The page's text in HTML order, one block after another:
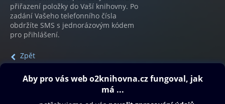
přiřazení položky do Vaší knihovny. Po
zadání Vašeho telefonního čísla
obdržíte SMS s jednorázovým kódem
pro přihlášení.
Zpět